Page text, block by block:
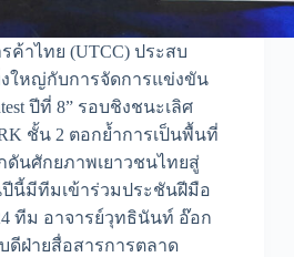
ค้าไทย (UTCC) ประสบ
งใหญ่กับการจัดการแข่งขัน
ปีที่ 8” รอบชิงชนะเลิศ
ชั้น 2 ตอกย้ำการเป็นพื้นที่
ดันศักยภาพเยาวชนไทยสู่
นี้มีทีมเข้าร่วมประชันฝีมือ
ทีม อาจารย์วุทธินันท์ อ๊อก
ดีฝ่ายสื่อสารการตลาด